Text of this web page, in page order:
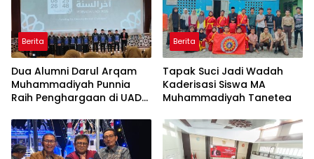
Berita
Dua Alumni Darul Arqam
Muhammadiyah Punnia
Raih Penghargaan di UAD
Berita
Tapak Suci Jadi Wadah
Kaderisasi Siswa MA
Muhammadiyah Tanetea